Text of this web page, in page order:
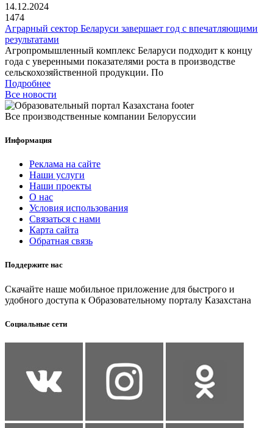
14.12.2024
1474
Аграрный сектор Беларуси завершает год с впечатляющими
результатами
Агропромышленный комплекс Беларуси подходит к концу
года с уверенными показателями роста в производстве
сельскохозяйственной продукции. По
Подробнее
Все новости
Все производственные компании Белоруссии
Информация
Реклама на сайте
Наши услуги
Наши проекты
О нас
Условия использования
Связаться с нами
Карта сайта
Обратная связь
Поддержите нас
Скачайте наше мобильное приложение для быстрого и
удобного доступа к Образовательному порталу Казахстана
Социальные сети